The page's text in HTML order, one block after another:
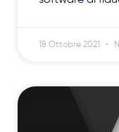
18 Ottobre 2021